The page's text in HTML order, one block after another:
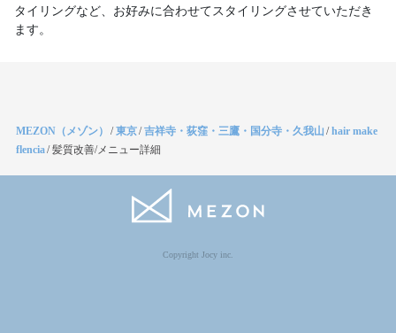
タイリングなど、お好みに合わせてスタイリングさせていただき
ます。
MEZON（メゾン） /東京/吉祥寺・荻窪・三鷹・国分寺・久我山 /hair make
flencia/髪質改善/メニュー詳細
Copyright Jocy inc.